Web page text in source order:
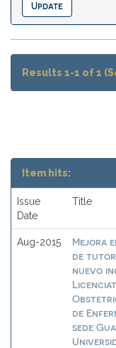
Results 1-1 of 1
Item hits:
Issue
Date
Title
Aug-2015
Mejora
de
nuevo
de
sede